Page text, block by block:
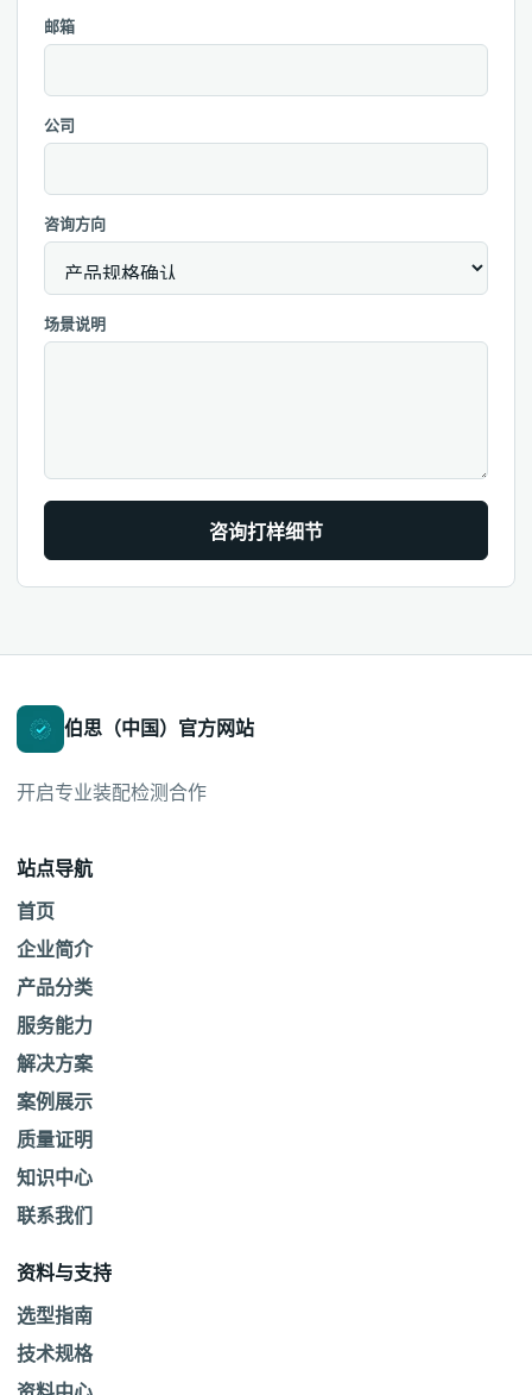
邮箱
公司
咨询方向
场景说明
咨询打样细节
伯思（中国）官方网站
开启专业装配检测合作
站点导航
首页
企业简介
产品分类
服务能力
解决方案
案例展示
质量证明
知识中心
联系我们
资料与支持
选型指南
技术规格